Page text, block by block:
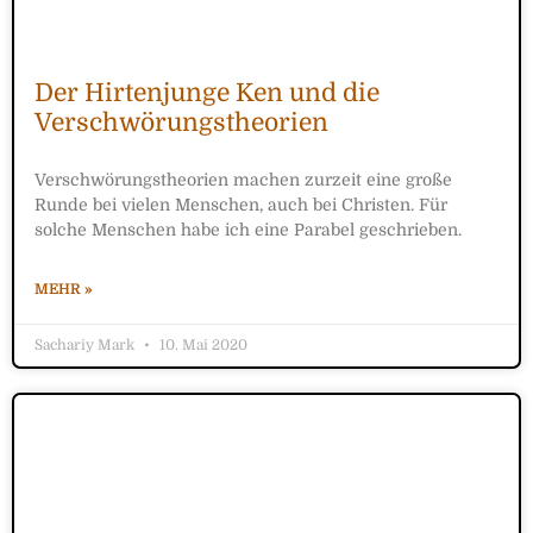
Der Hirtenjunge Ken und die
Verschwörungstheorien
Verschwörungstheorien machen zurzeit eine große
Runde bei vielen Menschen, auch bei Christen. Für
solche Menschen habe ich eine Parabel geschrieben.
MEHR »
Sachariy Mark 10. Mai 2020